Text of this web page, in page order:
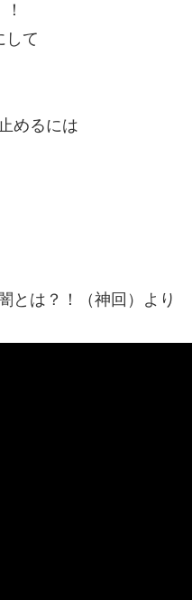
して
めるには
とは？！（神回）より